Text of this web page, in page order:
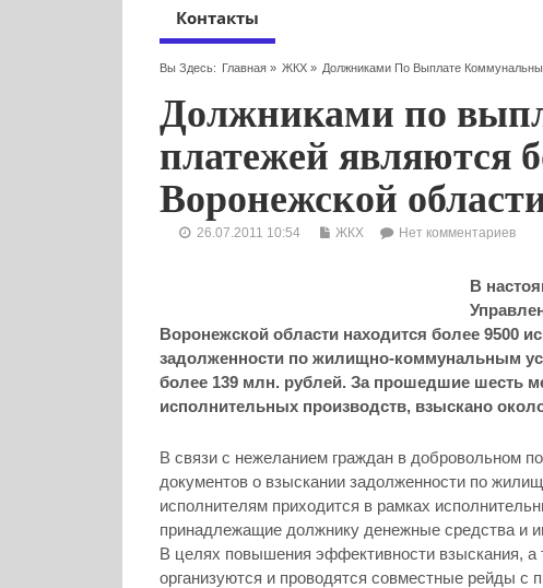
Контакты
Вы Здесь: Главная» ЖКХ » Должниками По Выплате
Должниками по
платежей являются
Воронежской
26.07.2011 10:54 ЖКХ Нет комментариев
В
Воронежской области находится более 9500
задолженности по жилищно-коммунальным
более 139 млн. рублей. За прошедшие шесть
исполнительных производств, взыскано
В связи с нежеланием граждан в добровольном
документов о взыскании задолженности по
исполнителям приходится в рамках
принадлежащие должнику денежные средства и
В целях повышения эффективности взыскания, а
организуются и проводятся совместные рейды с